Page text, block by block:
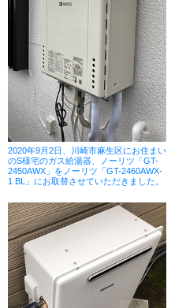
2020年9月2日、川崎市麻生区にお住まい
のS様宅のガス給湯器、ノーリツ「GT-
2450AWX」をノーリツ「GT-2460AWX-
1 BL」にお取替させていただきました。